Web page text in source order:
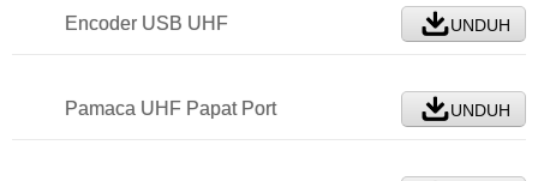
Encoder USB UHF UNDUH
Pamaca UHF Papat Port UNDUH